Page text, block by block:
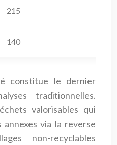
215
140
constitue le dernier
traditionnelles.
valorisables qui
via la reverse
non-recyclables